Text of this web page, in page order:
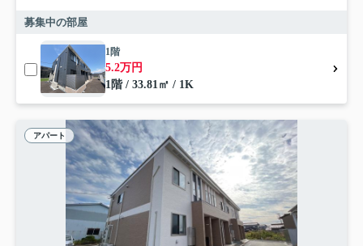
募集中の部屋
1階
5.2万円
1階 / 33.81㎡ / 1K
アパート